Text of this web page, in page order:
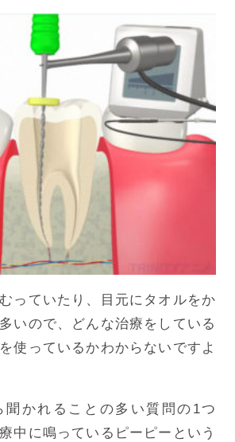
っていたり、目元にタオルをか
いので、 どんな治療をしている
使っているかわからないですよ
聞かれることの多い質問の1つ
中に鳴っているピーピーという